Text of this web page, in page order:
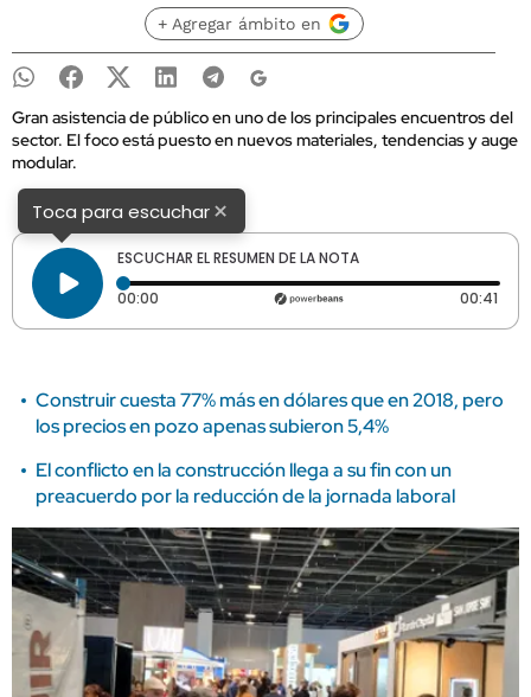
+ Agregar ámbito en
Gran asistencia de público en uno de los principales encuentros del
sector. El foco está puesto en nuevos materiales, tendencias y auge
modular.
Toca para escuchar×
ESCUCHAR EL RESUMEN DE LA NOTA
00:00 Tiempo transcurrido: 0 segundos 00:41
Construir cuesta 77% más en dólares que en 2018, pero
los precios en pozo apenas subieron 5,4%
El conflicto en la construcción llega a su fin con un
preacuerdo por la reducción de la jornada laboral